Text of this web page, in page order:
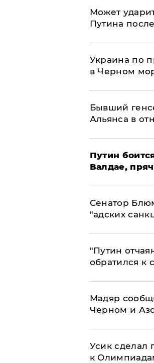
Может
Путина
Украина по
в Черном
Бывший
Альянса в
Путин
Валдае,
Сенатор
"адских
"Путин
обратился к
Мадяр
Черном и
Усик сделал
к